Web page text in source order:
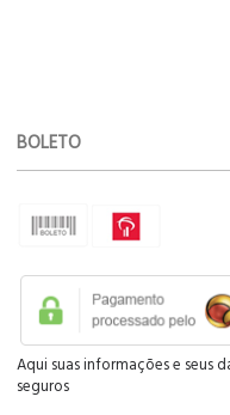
BOLETO
Aqui suas informações e seus
seguros